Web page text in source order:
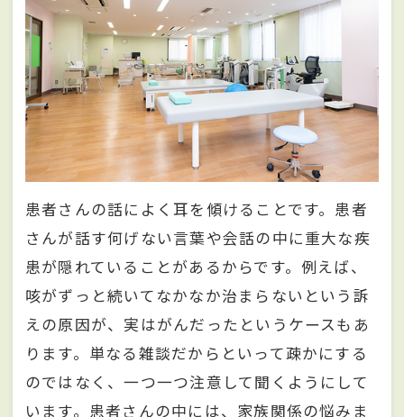
患者さんの話によく耳を傾けることです。患者
さんが話す何げない言葉や会話の中に重大な疾
患が隠れていることがあるからです。例えば、
咳がずっと続いてなかなか治まらないという訴
えの原因が、実はがんだったというケースもあ
ります。単なる雑談だからといって疎かにする
のではなく、一つ一つ注意して聞くようにして
います。患者さんの中には、家族関係の悩みま